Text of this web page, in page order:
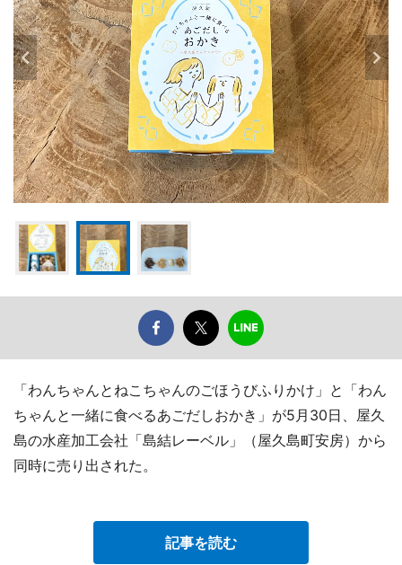
「わんちゃんとねこちゃんのごほうびふりかけ」と「わん
ちゃんと一緒に食べるあごだしおかき」が5月30日、屋久
島の水産加工会社「島結レーベル」（屋久島町安房）から
同時に売り出された。
記事を読む